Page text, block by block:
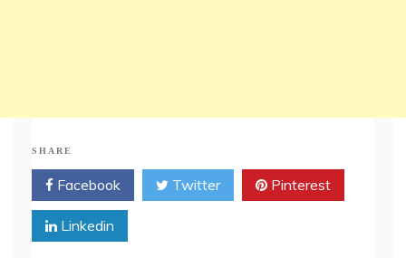
SHARE
Facebook Twitter Pinterest
Linkedin